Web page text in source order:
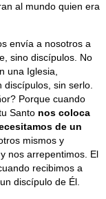
al mundo quien era
envía a nosotros a
sino discípulos. No
una Iglesia,
discípulos, sin serlo.
Porque cuando
Santo nos coloca
de un
mismos y
nos arrepentimos. El
recibimos a
discípulo de Él.